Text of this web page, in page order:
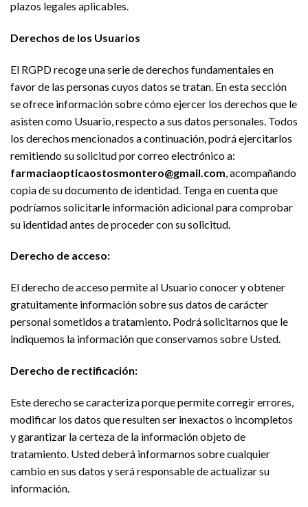
plazos legales aplicables.
Derechos de los Usuarios
El RGPD recoge una serie de derechos fundamentales en
favor de las personas cuyos datos se tratan. En esta sección
se ofrece información sobre cómo ejercer los derechos que le
asisten como Usuario, respecto a sus datos personales. Todos
los derechos mencionados a continuación, podrá ejercitarlos
remitiendo su solicitud por correo electrónico a:
farmaciaopticaostosmontero@gmail.com , acompañando
copia de su documento de identidad. Tenga en cuenta que
podríamos solicitarle información adicional para comprobar
su identidad antes de proceder con su solicitud.
Derecho de acceso:
El derecho de acceso permite al Usuario conocer y obtener
gratuitamente información sobre sus datos de carácter
personal sometidos a tratamiento. Podrá solicitarnos que le
indiquemos la información que conservamos sobre Usted.
Derecho de rectificación:
Este derecho se caracteriza porque permite corregir errores,
modificar los datos que resulten ser inexactos o incompletos
y garantizar la certeza de la información objeto de
tratamiento. Usted deberá informarnos sobre cualquier
cambio en sus datos y será responsable de actualizar su
información.